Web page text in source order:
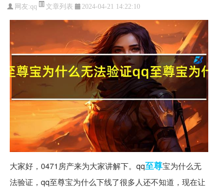
网友:qq 文章列表 2024-04-21 14:22:10
大家好，0471房产来为大家讲解下。qq至尊宝为什么无
法验证，qq至尊宝为什么下线了很多人还不知道，现在让